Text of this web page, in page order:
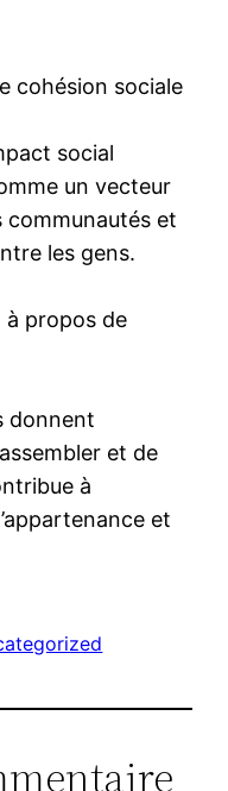
cohésion sociale
social
un vecteur
communautés et
les gens.
à propos de
donnent
et de
à
et